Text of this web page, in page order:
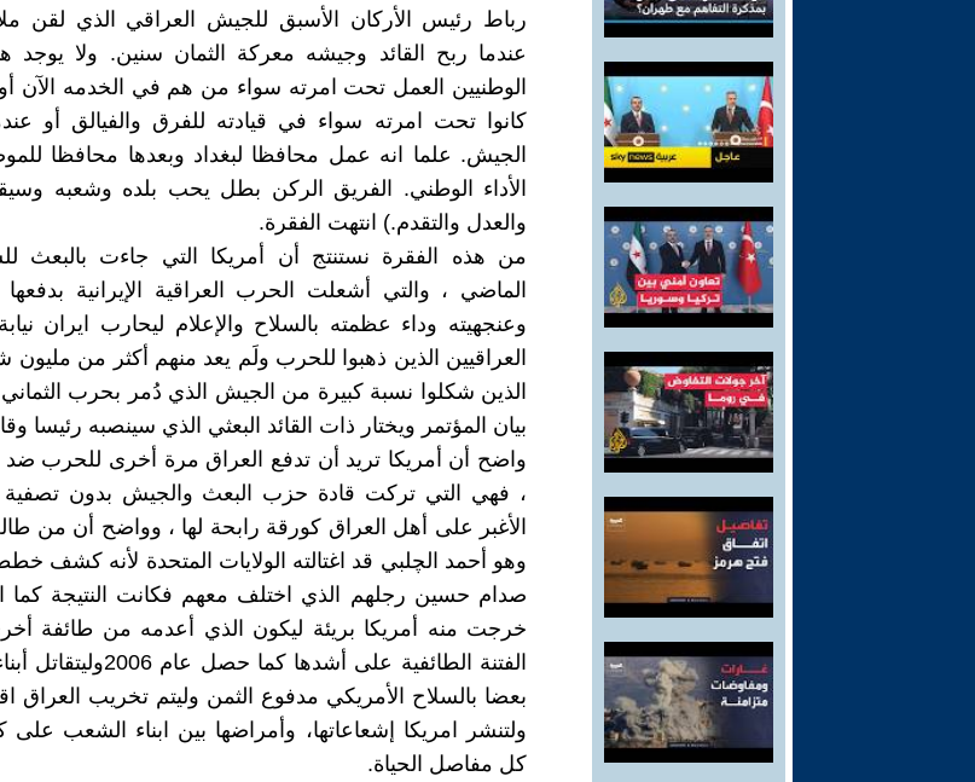
رباط رئيس الأركان الأسبق للجيش العراقي الذي لقن
عندما ربح القائد وجيشه معركة الثمان سنين. ولا يوجد
الوطنيين العمل تحت امرته سواء من هم في الخدمه الآن
كانوا تحت امرته سواء في قيادته للفرق والفيالق أو
الجيش. علما انه عمل محافظا لبغداد وبعدها محافظا
الأداء الوطني. الفريق الركن بطل يحب بلده وشعبه
والعدل والتقدم.) انتهت الفقرة.
من هذه الفقرة نستنتج أن أمريكا التي جاءت بالبعث
الماضي ، والتي أشعلت الحرب العراقية الإيرانية
وعنجهيته وداء عظمته بالسلاح والإعلام ليحارب ايران
العراقيين الذين ذهبوا للحرب ولَم يعد منهم أكثر من مليون
الذين شكلوا نسبة كبيرة من الجيش الذي دُمر بحرب
بيان المؤتمر ويختار ذات القائد البعثي الذي سينصبه رئيسا
واضح أن أمريكا تريد أن تدفع العراق مرة أخرى للحرب ضد
، فهي التي تركت قادة حزب البعث والجيش بدون تصفية
الأغبر على أهل العراق كورقة رابحة لها ، وواضح أن من
وهو أحمد الچلبي قد اغتالته الولايات المتحدة لأنه كشف
صدام حسين رجلهم الذي اختلف معهم فكانت النتيجة كما
خرجت منه أمريكا بريئة ليكون الذي أعدمه من طائفة
الفتنة الطائفية على
بعضا بالسلاح الأمريكي مدفوع الثمن وليتم تخريب العراق
ولتنشر امريكا إشعاعاتها، وأمراضها بين ابناء الشعب
كل مفاصل الحياة.